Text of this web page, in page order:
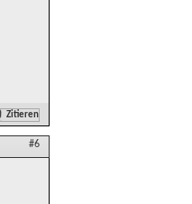
Zitieren
#6